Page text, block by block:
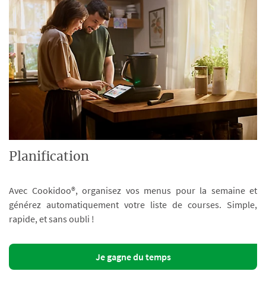
Planification
Avec Cookidoo®, organisez vos menus pour la semaine et
générez automatiquement votre liste de courses. Simple,
rapide, et sans oubli !
Je gagne du temps